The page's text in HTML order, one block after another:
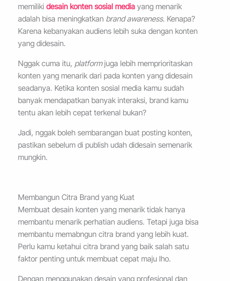
memiliki desain konten sosial mediayang menarik
adalah bisa meningkatkan brand awareness. Kenapa?
Karena kebanyakan audiens lebih suka dengan konten
yang didesain.
Nggak cuma itu, platformjuga lebih memprioritaskan
konten yang menarik dari pada konten yang didesain
seadanya. Ketika konten sosial media kamu sudah
banyak mendapatkan banyak interaksi, brand kamu
tentu akan lebih cepat terkenal bukan?
Jadi, nggak boleh sembarangan buat posting konten,
pastikan sebelum di publish udah didesain semenarik
mungkin.
Membangun Citra Brand yang Kuat
Membuat desain konten yang menarik tidak hanya
membantu menarik perhatian audiens. Tetapi juga bisa
membantu memabngun citra brand yang lebih kuat.
Perlu kamu ketahui citra brand yang baik salah satu
faktor penting untuk membuat cepat maju lho.
Dengan menggunakan desain yang profesional dan